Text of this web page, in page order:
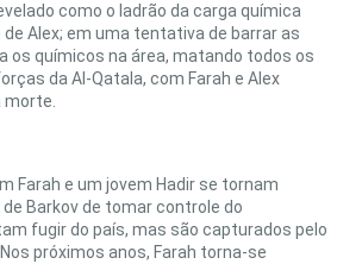
como o ladrão da carga química
Alex; em uma tentativa de barrar as
os químicos na área, matando todos os
da Al-Qatala, com Farah e Alex
Farah e um jovem Hadir se tornam
Barkov de tomar controle do
fugir do país, mas são capturados pelo
próximos anos, Farah torna-se